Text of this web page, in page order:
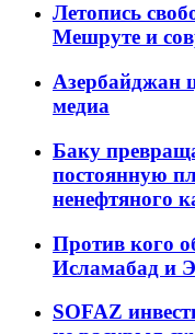
Летопись
Мешруте и
Азербайджан
медиа
Баку
постоянную
ненефтяного
Против кого
Исламабад и
SOFAZ